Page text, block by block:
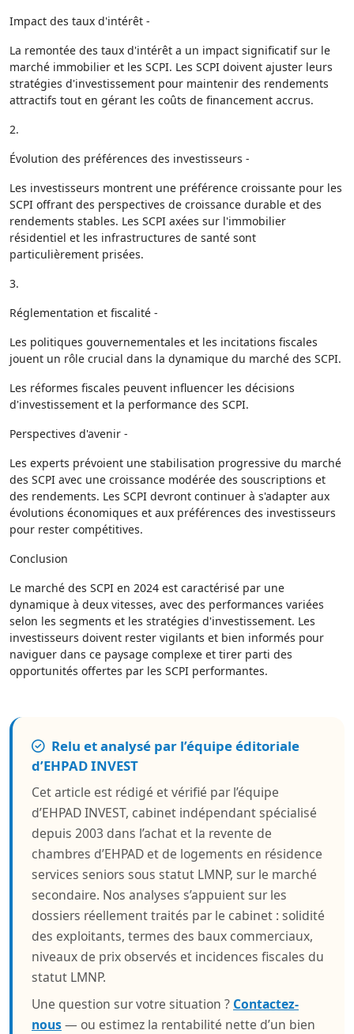
Impact des taux d'intérêt -
La remontée des taux d'intérêt a un impact significatif sur le
marché immobilier et les SCPI. Les SCPI doivent ajuster leurs
stratégies d'investissement pour maintenir des rendements
attractifs tout en gérant les coûts de financement accrus.
2.
Évolution des préférences des investisseurs -
Les investisseurs montrent une préférence croissante pour les
SCPI offrant des perspectives de croissance durable et des
rendements stables. Les SCPI axées sur l'immobilier
résidentiel et les infrastructures de santé sont
particulièrement prisées.
3.
Réglementation et fiscalité -
Les politiques gouvernementales et les incitations fiscales
jouent un rôle crucial dans la dynamique du marché des SCPI.
Les réformes fiscales peuvent influencer les décisions
d'investissement et la performance des SCPI.
Perspectives d'avenir -
Les experts prévoient une stabilisation progressive du marché
des SCPI avec une croissance modérée des souscriptions et
des rendements. Les SCPI devront continuer à s'adapter aux
évolutions économiques et aux préférences des investisseurs
pour rester compétitives.
Conclusion
Le marché des SCPI en 2024 est caractérisé par une
dynamique à deux vitesses, avec des performances variées
selon les segments et les stratégies d'investissement. Les
investisseurs doivent rester vigilants et bien informés pour
naviguer dans ce paysage complexe et tirer parti des
opportunités offertes par les SCPI performantes.
Relu et analysé par l’équipe éditoriale
d’EHPAD INVEST
Cet article est rédigé et vérifié par l’équipe
d’EHPAD INVEST, cabinet indépendant spécialisé
depuis 2003 dans l’achat et la revente de
chambres d’EHPAD et de logements en résidence
services seniors sous statut LMNP, sur le marché
secondaire. Nos analyses s’appuient sur les
dossiers réellement traités par le cabinet : solidité
des exploitants, termes des baux commerciaux,
niveaux de prix observés et incidences fiscales du
statut LMNP.
Une question sur votre situation ? Contactez-
nous— ou estimez la rentabilité nette d’un bien